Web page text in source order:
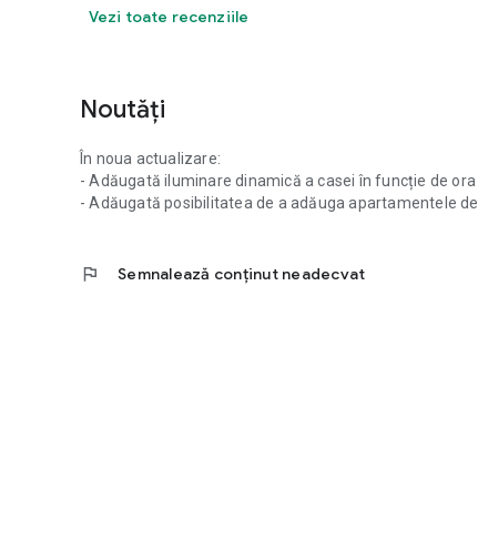
Vezi toate recenziile
Noutăți
În noua actualizare:
- Adăugată iluminare dinamică a casei în funcție de
- Adăugată posibilitatea de a adăuga apartamentele
flag Semnalează conținut neadecvat